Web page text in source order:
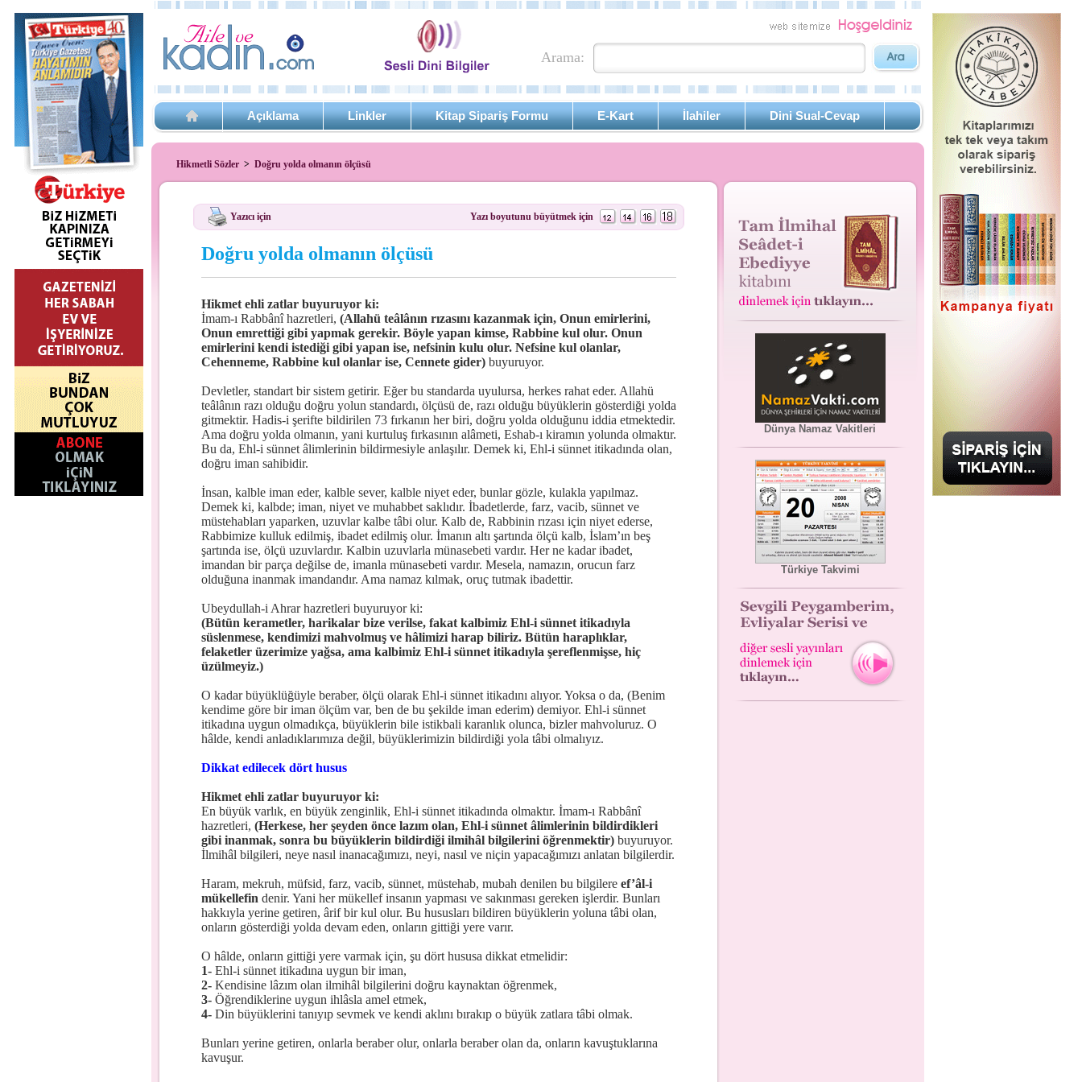
Arama:
Açıklama Linkler Kitap Sipariş Formu E-Kart İlahiler Dini Sual-Cevap
Hikmetli Sözler > Doğru yolda olmanın ölçüsü
Yazıcı için Yazı boyutunu büyütmek için
Doğru yolda olmanın ölçüsü
Hikmet ehli zatlar buyuruyor ki:
İmam-ı Rabbânî hazretleri, (Allahü teâlânın rızasını kazanmak için, Onun emirlerini,
Onun emrettiği gibi yapmak gerekir. Böyle yapan kimse, Rabbine kul olur. Onun
emirlerini kendi istediği gibi yapan ise, nefsinin kulu olur. Nefsine kul olanlar,
Cehenneme, Rabbine kul olanlar ise, Cennete gider)buyuruyor.
Devletler, standart bir sistem getirir. Eğer bu standarda uyulursa, herkes rahat eder. Allahü
teâlânın razı olduğu doğru yolun standardı, ölçüsü de, razı olduğu büyüklerin gösterdiği yolda
gitmektir. Hadis-i şerifte bildirilen 73 fırkanın her biri, doğru yolda olduğunu iddia etmektedir.
Ama doğru yolda olmanın, yani kurtuluş fırkasının alâmeti, Eshab-ı kiramın yolunda olmaktır.
Bu da, Ehl-i sünnet âlimlerinin bildirmesiyle anlaşılır. Demek ki, Ehl-i sünnet itikadında olan,
doğru iman sahibidir.
İnsan, kalble iman eder, kalble sever, kalble niyet eder, bunlar gözle, kulakla yapılmaz.
Demek ki, kalbde; iman, niyet ve muhabbet saklıdır. İbadetlerde, farz, vacib, sünnet ve
müstehabları yaparken, uzuvlar kalbe tâbi olur. Kalb de, Rabbinin rızası için niyet ederse,
Rabbimize kulluk edilmiş, ibadet edilmiş olur. İmanın altı şartında ölçü kalb, İslam’ın beş
şartında ise, ölçü uzuvlardır. Kalbin uzuvlarla münasebeti vardır. Her ne kadar ibadet,
imandan bir parça değilse de, imanla münasebeti vardır. Mesela, namazın, orucun farz
olduğuna inanmak imandandır. Ama namaz kılmak, oruç tutmak ibadettir.
Ubeydullah-i Ahrar hazretleri buyuruyor ki:
(Bütün kerametler, harikalar bize verilse, fakat kalbimiz Ehl-i sünnet itikadıyla
süslenmese, kendimizi mahvolmuş ve hâlimizi harap biliriz. Bütün haraplıklar,
felaketler üzerimize yağsa, ama kalbimiz Ehl-i sünnet itikadıyla şereflenmişse, hiç
üzülmeyiz.)
O kadar büyüklüğüyle beraber, ölçü olarak Ehl-i sünnet itikadını alıyor. Yoksa o da, (Benim
kendime göre bir iman ölçüm var, ben de bu şekilde iman ederim) demiyor. Ehl-i sünnet
itikadına uygun olmadıkça, büyüklerin bile istikbali karanlık olunca, bizler mahvoluruz. O
hâlde, kendi anladıklarımıza değil, büyüklerimizin bildirdiği yola tâbi olmalıyız.
Dikkat edilecek dört husus
Hikmet ehli zatlar buyuruyor ki:
En büyük varlık, en büyük zenginlik, Ehl-i sünnet itikadında olmaktır. İmam-ı Rabbânî
hazretleri, (Herkese, her şeyden önce lazım olan, Ehl-i sünnet âlimlerinin bildirdikleri
gibi inanmak, sonra bu büyüklerin bildirdiği ilmihâl bilgilerini öğrenmektir)buyuruyor.
İlmihâl bilgileri, neye nasıl inanacağımızı, neyi, nasıl ve niçin yapacağımızı anlatan bilgilerdir.
Haram, mekruh, müfsid, farz, vacib, sünnet, müstehab, mubah denilen bu bilgilere ef’âl-i
mükellefin denir. Yani her mükellef insanın yapması ve sakınması gereken işlerdir. Bunları
hakkıyla yerine getiren, ârif bir kul olur. Bu hususları bildiren büyüklerin yoluna tâbi olan,
onların gösterdiği yolda devam eden, onların gittiği yere varır.
O hâlde, onların gittiği yere varmak için, şu dört hususa dikkat etmelidir:
1-Ehl-i sünnet itikadına uygun bir iman,
2-Kendisine lâzım olan ilmihâl bilgilerini doğru kaynaktan öğrenmek,
3-Öğrendiklerine uygun ihlâsla amel etmek,
4-Din büyüklerini tanıyıp sevmek ve kendi aklını bırakıp o büyük zatlara tâbi olmak.
Bunları yerine getiren, onlarla beraber olur, onlarla beraber olan da, onların kavuştuklarına
kavuşur.
Dünya Namaz Vakitleri
Türkiye Takvimi